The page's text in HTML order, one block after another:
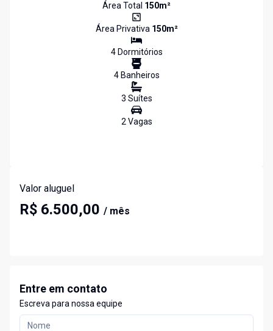
Área Total 150m²
Área Privativa 150m²
4Dormitórios
4Banheiros
3 Suítes
2Vagas
Valor aluguel
R$ 6.500,00 / mês
Entre em contato
Escreva para nossa equipe